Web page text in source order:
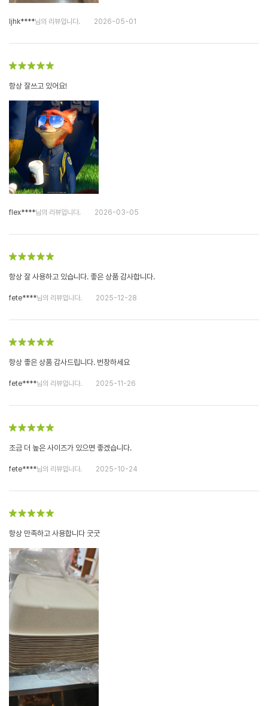
ljhk****님의 리뷰입니다. 2026-05-01
항상 잘쓰고 있어요!
flex****님의 리뷰입니다. 2026-03-05
항상 잘 사용하고 있습니다. 좋은 상품 감사합니다.
fete****님의 리뷰입니다. 2025-12-28
항상 좋은 상품 감사드립니다. 번창하세요
fete****님의 리뷰입니다. 2025-11-26
조금 더 높은 사이즈가 있으면 좋겠습니다.
fete****님의 리뷰입니다. 2025-10-24
항상 만족하고 사용합니다 굿굿